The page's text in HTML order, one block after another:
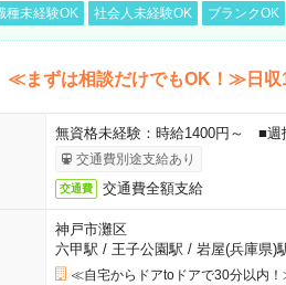
種未経験OK 社会人未経験OK ブランクOK
≪まずは相談だけでもOK！≫日収
無資格未経験：時給1400円～ ■
交通費別途支給あり
交通費 交通費全額支給
神戸市灘区
六甲駅 / 王子公園駅 / 岩屋(兵庫県)
≪自宅からドアtoドアで30分以内！